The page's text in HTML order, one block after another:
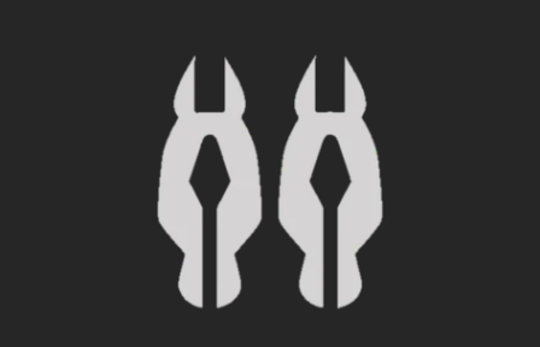
Org. nr. 997 094 034
Tlf: 480 60 063
sorlandet@hestiia.no